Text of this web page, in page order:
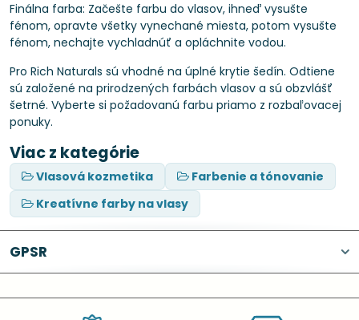
Finálna farba: Začešte farbu do vlasov, ihneď vysušte
fénom, opravte všetky vynechané miesta, potom vysušte
fénom, nechajte vychladnúť a opláchnite vodou.
Pro Rich Naturals sú vhodné na úplné krytie šedín. Odtiene
sú založené na prirodzených farbách vlasov a sú obzvlášť
šetrné. Vyberte si požadovanú farbu priamo z rozbaľovacej
ponuky.
Viac z kategórie
Vlasová kozmetika
Farbenie a tónovanie
Kreatívne farby na vlasy
GPSR